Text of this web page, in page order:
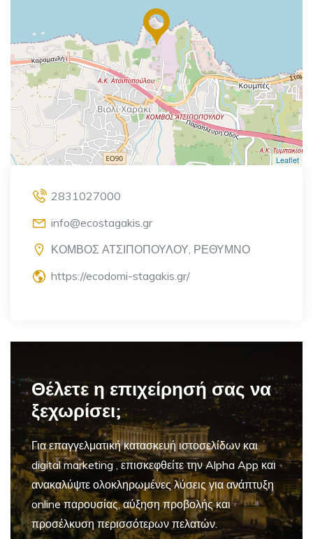
Leaflet
2831027000
info@ecostagakis.gr
ΚΟΜΒΟΣ ΑΤΣΙΠΟΠΟΥΛΟΥ, ΡΕΘΥΜΝΟ
https://ecodomi-stagakis.gr/
Θέλετε η επιχείρησή σας να
ξεχωρίσει;
Για επαγγελματικήκατασκευή ιστοσελίδων και
digital marketing, επισκεφθείτε την Alpha App και
ανακαλύψτε ολοκληρωμένες λύσεις για ανάπτυξη
online παρουσίας, αύξηση προβολής και
προσέλκυση περισσότερων πελατών.